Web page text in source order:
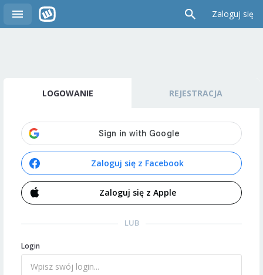
Zaloguj się
LOGOWANIE REJESTRACJA
Zaloguj się z Facebook
Zaloguj się z Apple
LUB
Login